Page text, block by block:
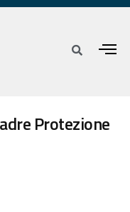
Protezione